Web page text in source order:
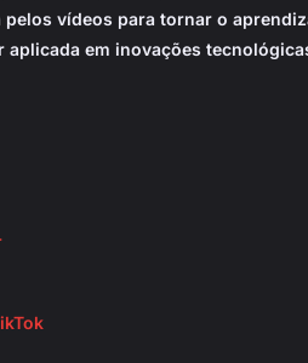
vídeos para tornar o
em inovações